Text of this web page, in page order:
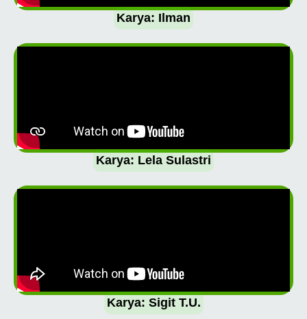
Karya: Ilman
Karya: Lela Sulastri
Karya: Sigit T.U.